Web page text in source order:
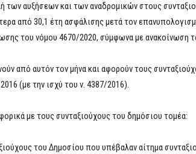
των αυξήσεων και των αναδρομικών στους
από 30,1 έτη ασφάλισης μετά τον
του νόμου 4670/2020, σύμφωνα με ανακοίνωση
από αυτόν τον μήνα και αφορούν τους
(με την ισχύ του ν. 4387/2016).
με τους συνταξιούχους του δημόσιου τομέα:
του Δημοσίου που υπέβαλαν αίτημα